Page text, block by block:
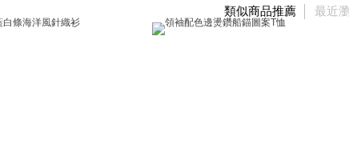
類似商品推薦 最近